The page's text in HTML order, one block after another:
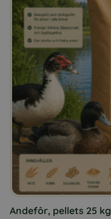
Andefôr, pellets 25 kg